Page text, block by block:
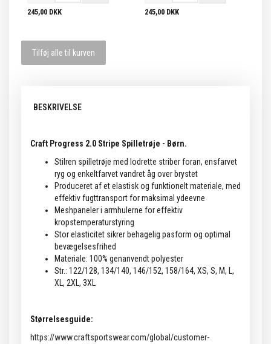
245,00 DKK 245,00 DKK
Tilføj alle til kurven
BESKRIVELSE
Craft Progress 2.0 Stripe Spilletrøje - Børn.
Stilren spilletrøje med lodrette striber foran, ensfarvet
ryg og enkeltfarvet vandret åg over brystet
Produceret af et elastisk og funktionelt materiale, med
effektiv fugttransport for maksimal ydeevne
Meshpaneler i armhulerne for effektiv
kropstemperaturstyring
Stor elasticitet sikrer behagelig pasform og optimal
bevægelsesfrihed
Materiale: 100% genanvendt polyester
Str.: 122/128, 134/140, 146/152, 158/164, XS, S, M, L,
XL, 2XL, 3XL
Størrelsesguide:
https://www.craftsportswear.com/global/customer-